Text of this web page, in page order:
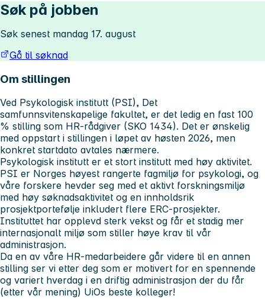
Søk på jobben
Søk senest mandag 17. august
Gå til søknad
Om stillingen
Ved Psykologisk institutt (PSI), Det
samfunnsvitenskapelige fakultet, er det ledig en fast 100
% stilling som HR-rådgiver (SKO 1434). Det er ønskelig
med oppstart i stillingen i løpet av høsten 2026, men
konkret startdato avtales nærmere.
Psykologisk institutt er et stort institutt med høy aktivitet.
PSI er Norges høyest rangerte fagmiljø for psykologi, og
våre forskere hevder seg med et aktivt forskningsmiljø
med høy søknadsaktivitet og en innholdsrik
prosjektportefølje inkludert flere ERC-prosjekter.
Instituttet har opplevd sterk vekst og får et stadig mer
internasjonalt miljø som stiller høye krav til vår
administrasjon.
Da en av våre HR-medarbeidere går videre til en annen
stilling ser vi etter deg som er motivert for en spennende
og variert hverdag i en driftig administrasjon der du får
(etter vår mening) UiOs beste kolleger!